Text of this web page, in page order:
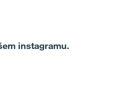
instagramu.